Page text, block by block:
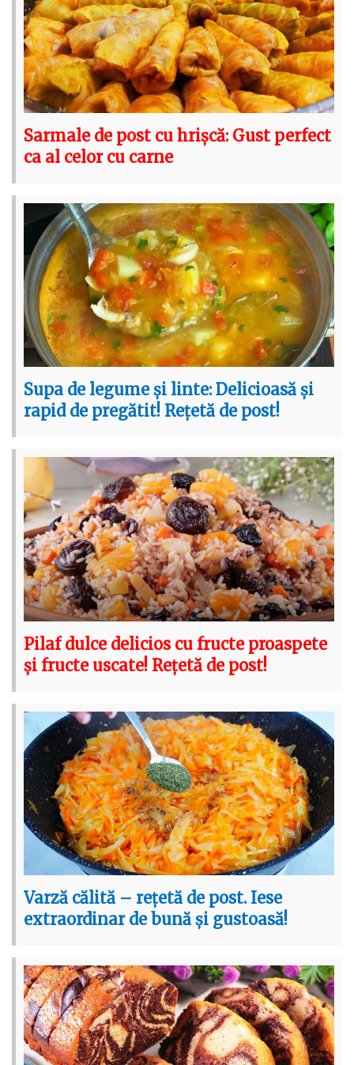
Sarmale de post cu hrișcă: Gust perfect
ca al celor cu carne
Supa de legume și linte: Delicioasă și
rapid de pregătit! Rețetă de post!
Pilaf dulce delicios cu fructe proaspete
și fructe uscate! Rețetă de post!
Varză călită – rețetă de post. Iese
extraordinar de bună și gustoasă!